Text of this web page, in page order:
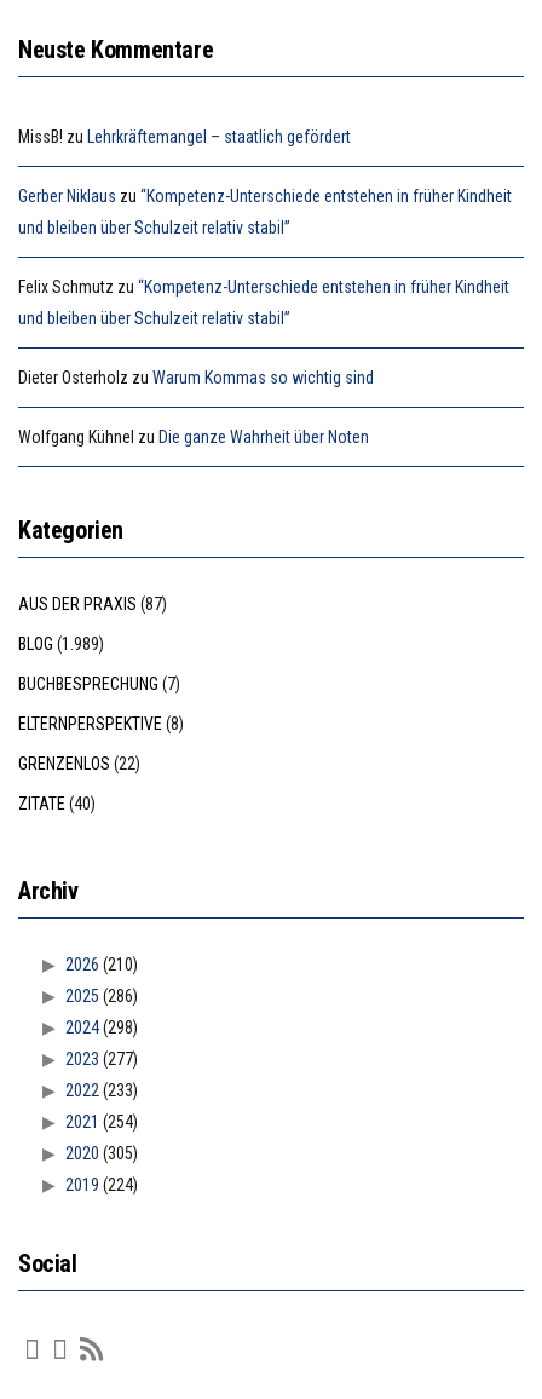
Neuste Kommentare
MissB! zu Lehrkräftemangel – staatlich gefördert
Gerber Niklaus zu “Kompetenz-Unterschiede entstehen in früher Kindheit
und bleiben über Schulzeit relativ stabil”
Felix Schmutz zu “Kompetenz-Unterschiede entstehen in früher Kindheit
und bleiben über Schulzeit relativ stabil”
Dieter Osterholz zu Warum Kommas so wichtig sind
Wolfgang Kühnel zu Die ganze Wahrheit über Noten
Kategorien
AUS DER PRAXIS (87)
BLOG (1.989)
BUCHBESPRECHUNG (7)
ELTERNPERSPEKTIVE(8)
GRENZENLOS (22)
ZITATE(40)
Archiv
2026 (210)
2025 (286)
2024(298)
2023 (277)
2022(233)
2021 (254)
2020 (305)
2019 (224)
Social